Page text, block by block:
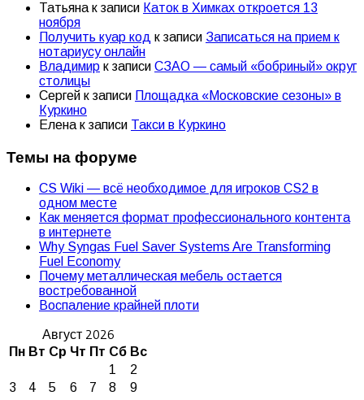
Татьяна к записи Каток в Химках откроется 13
ноября
Получить куар код к записи Записаться на прием к
нотариусу онлайн
Владимир к записи СЗАО — самый «бобриный» округ
столицы
Сергей к записи Площадка «Московские сезоны» в
Куркино
Елена к записи Такси в Куркино
Темы на форуме
CS Wiki — всё необходимое для игроков CS2 в
одном месте
Как меняется формат профессионального контента
в интернете
Why Syngas Fuel Saver Systems Are Transforming
Fuel Economy
Почему металлическая мебель остается
востребованной
Воспаление крайней плоти
Август 2026
Пн Вт Ср Чт Пт Сб Вс
1
2
3
4 5 6 7 8
9